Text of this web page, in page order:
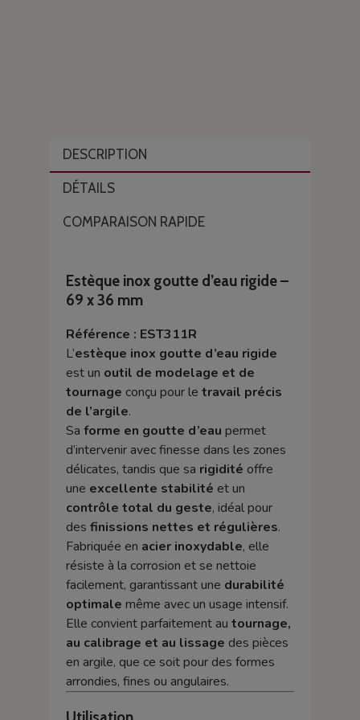
DESCRIPTION
DÉTAILS
COMPARAISON RAPIDE
Estèque inox goutte d’eau rigide –
69 x 36 mm
Référence : EST311R
L’estèque inox goutte d’eau rigide
est un outil de modelage et de
tournage conçu pour le travail précis
de l’argile.
Sa forme en goutte d’eau permet
d’intervenir avec finesse dans les zones
délicates, tandis que sa rigidité offre
une excellente stabilité et un
contrôle total du geste, idéal pour
des finissions nettes et régulières.
Fabriquée en acier inoxydable, elle
résiste à la corrosion et se nettoie
facilement, garantissant une durabilité
optimale même avec un usage intensif.
Elle convient parfaitement au tournage,
au calibrage et au lissage des pièces
en argile, que ce soit pour des formes
arrondies, fines ou angulaires.